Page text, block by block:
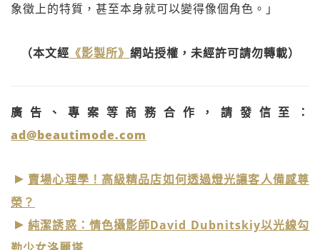
象徵上的特質，甚至本身就可以變得像個角色。」
（本文經 《影製所》 網站授權，未經許可請勿轉載）
廣告、專案等商務合作，請發信至：
ad@beautimode.com
賣場心理學！高級精品店如何透過燈光讓客人備感尊
榮？
純潔誘惑：情色攝影師David Dubnitskiy以光線勾